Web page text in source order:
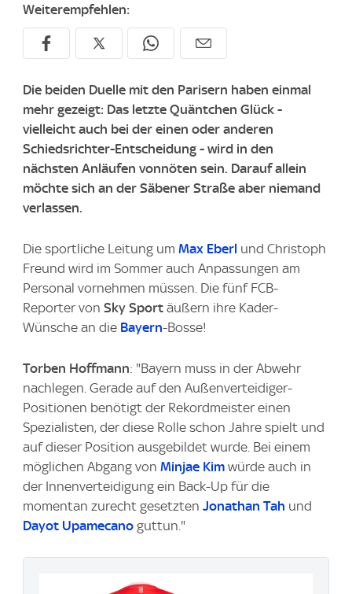
Weiterempfehlen:
Die beiden Duelle mit den Parisern haben einmal
mehr gezeigt: Das letzte Quäntchen Glück -
vielleicht auch bei der einen oder anderen
Schiedsrichter-Entscheidung - wird in den
nächsten Anläufen vonnöten sein. Darauf allein
möchte sich an der Säbener Straße aber niemand
verlassen.
Die sportliche Leitung um Max Eberl und Christoph
Freund wird im Sommer auch Anpassungen am
Personal vornehmen müssen. Die fünf FCB-
Reporter von Sky Sport äußern ihre Kader-
Wünsche an die Bayern-Bosse!
Torben Hoffmann: "Bayern muss in der Abwehr
nachlegen. Gerade auf den Außenverteidiger-
Positionen benötigt der Rekordmeister einen
Spezialisten, der diese Rolle schon Jahre spielt und
auf dieser Position ausgebildet wurde. Bei einem
möglichen Abgang von Minjae Kim würde auch in
der Innenverteidigung ein Back-Up für die
momentan zurecht gesetzten Jonathan Tah und
Dayot Upamecano guttun."